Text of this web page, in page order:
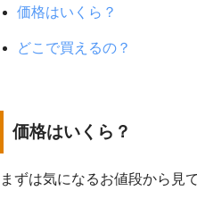
価格はいくら？
どこで買えるの？
価格はいくら？
まずは気になるお値段から見